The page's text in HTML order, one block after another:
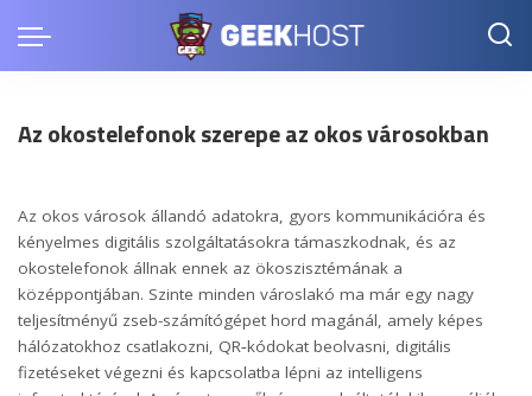
Az okostelefonok szerepe az okos városokban
Az okos városok állandó adatokra, gyors kommunikációra és
kényelmes digitális szolgáltatásokra támaszkodnak, és az
okostelefonok állnak ennek az ökoszisztémának a
középpontjában. Szinte minden városlakó ma már egy nagy
teljesítményű zseb-számítógépet hord magánál, amely képes
hálózatokhoz csatlakozni, QR‑kódokat beolvasni, digitális
fizetéseket végezni és kapcsolatba lépni az intelligens